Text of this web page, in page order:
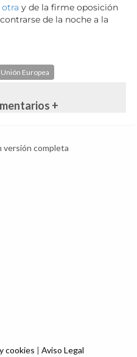
otra y de la firme oposición
de la noche a la
Unión Europea
+
versión completa
cookies | Aviso Legal